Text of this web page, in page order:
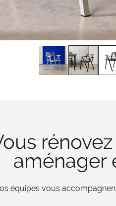
aménager
équipes vous